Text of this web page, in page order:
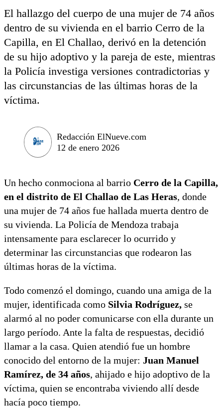
El hallazgo del cuerpo de una mujer de 74 años
dentro de su vivienda en el barrio Cerro de la
Capilla, en El Challao, derivó en la detención
de su hijo adoptivo y la pareja de este, mientras
la Policía investiga versiones contradictorias y
las circunstancias de las últimas horas de la
víctima.
Redacción ElNueve.com
12 de enero 2026
Un hecho conmociona al barrio Cerro de la Capilla,
en el distrito de El Challao de Las Heras, donde
una mujer de 74 años fue hallada muerta dentro de
su vivienda. La Policía de Mendoza trabaja
intensamente para esclarecer lo ocurrido y
determinar las circunstancias que rodearon las
últimas horas de la víctima.
Todo comenzó el domingo, cuando una amiga de la
mujer, identificada como Silvia Rodríguez, se
alarmó al no poder comunicarse con ella durante un
largo período. Ante la falta de respuestas, decidió
llamar a la casa. Quien atendió fue un hombre
conocido del entorno de la mujer: Juan Manuel
Ramírez, de 34 años, ahijado e hijo adoptivo de la
víctima, quien se encontraba viviendo allí desde
hacía poco tiempo.